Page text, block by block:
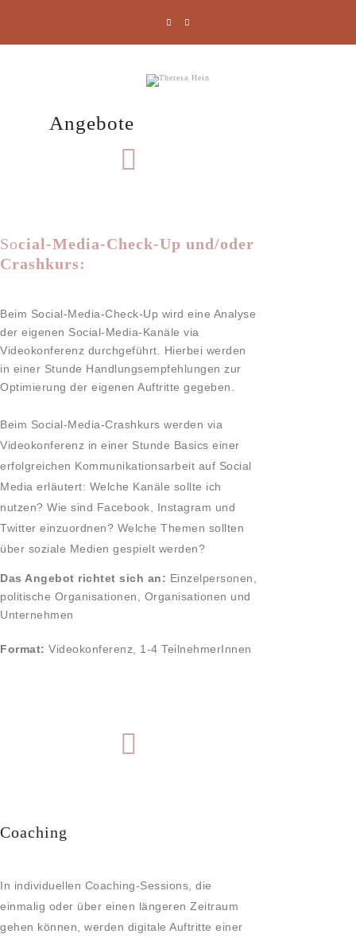
Angebote
Social-Media-Check-Up und/oder
Crashkurs:
Beim Social-Media-Check-Up wird eine Analyse
der eigenen Social-Media-Kanäle via
Videokonferenz durchgeführt. Hierbei werden
in einer Stunde Handlungsempfehlungen zur
Optimierung der eigenen Auftritte gegeben.
Beim Social-Media-Crashkurs werden via
Videokonferenz in einer Stunde Basics einer
erfolgreichen Kommunikationsarbeit auf Social
Media erläutert: Welche Kanäle sollte ich
nutzen? Wie sind Facebook, Instagram und
Twitter einzuordnen? Welche Themen sollten
über soziale Medien gespielt werden?
Das Angebot richtet sich an: Einzelpersonen,
politische Organisationen, Organisationen und
Unternehmen
Format: Videokonferenz, 1-4 TeilnehmerInnen
Coaching
In individuellen Coaching-Sessions, die
einmalig oder über einen längeren Zeitraum
gehen können, werden digitale Auftritte einer